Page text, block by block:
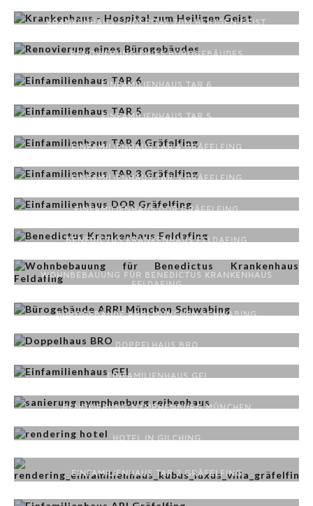
KRANKENHAUS – HOSPITAL ZUM HEILIGEN GEIST
RENOVIERUNG EINES BÜROGEBÄUDES
EINFAMILIENHAUS TAR 6
EINFAMILIENHAUS TAR 5
EINFAMILIENHAUS TAR 4 GRÄFELFING
EINFAMILIENHAUS TAR 3 GRÄFELFING
EINFAMILIENHAUS DOR GRÄFELFING
BENEDICTUS KRANKENHAUS FELDAFING
WOHNBEBAUUNG FÜR BENEDICTUS KRANKENHAUS
FELDAFING
BÜROGEBÄUDE ARRI MÜNCHEN SCHWABING
DOPPELHAUS BRO
EINFAMILIENHAUS GEI
RENOVIERUNG NYMPHENBURG MÜNCHEN
HOTEL IN GILCHING
EINFAMILIENHAUS TAR 2 GRÄFELFING